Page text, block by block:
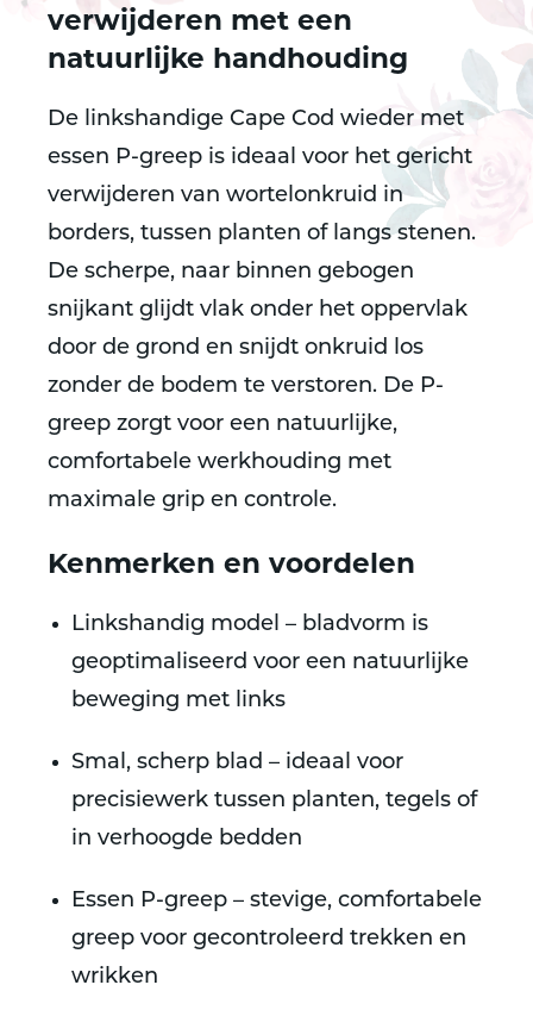
verwijderen met een
natuurlijke handhouding
De linkshandige Cape Cod wieder met
essen P-greep is ideaal voor het gericht
verwijderen van wortelonkruid in
borders, tussen planten of langs stenen.
De scherpe, naar binnen gebogen
snijkant glijdt vlak onder het oppervlak
door de grond en snijdt onkruid los
zonder de bodem te verstoren. De P-
greep zorgt voor een natuurlijke,
comfortabele werkhouding met
maximale grip en controle.
Kenmerken en voordelen
Linkshandig model – bladvorm is
geoptimaliseerd voor een natuurlijke
beweging met links
Smal, scherp blad – ideaal voor
precisiewerk tussen planten, tegels of
in verhoogde bedden
Essen P-greep – stevige, comfortabele
greep voor gecontroleerd trekken en
wrikken